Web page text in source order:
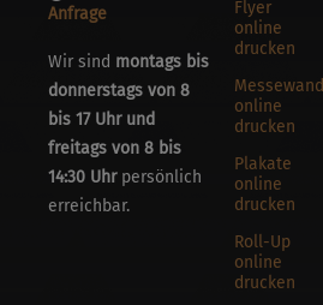
Anfrage
Wir sind montags bis
donnerstags von 8
bis 17 Uhr und
freitags von 8 bis
14:30 Uhrpersönlich
erreichbar.
Flyer
online
drucken
Messewand
online
drucken
Plakate
online
drucken
Roll-Up
online
drucken